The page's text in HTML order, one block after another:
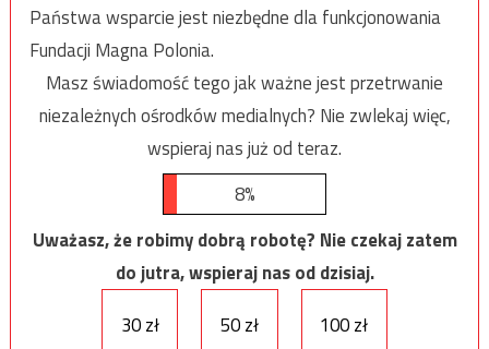
Państwa wsparcie jest niezbędne dla funkcjonowania
Fundacji Magna Polonia.
Masz świadomość tego jak ważne jest przetrwanie
niezależnych ośrodków medialnych? Nie zwlekaj więc,
wspieraj nas już od teraz.
8%
Uważasz, że robimy dobrą robotę? Nie czekaj zatem
do jutra, wspieraj nas od dzisiaj.
30 zł
50 zł 100 zł